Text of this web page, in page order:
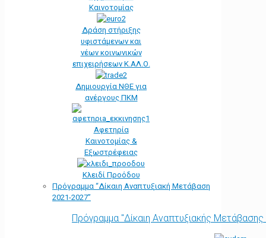
Καινοτομίας
Δράση στήριξης
υφιστάμενων και
νέων κοινωνικών
επιχειρήσεων Κ.ΑΛ.Ο.
Δημιουργία ΝΘΕ για
ανέργους ΠΚΜ
Αφετηρία
Kαινοτομίας &
Εξωστρέφειας
Κλειδί Προόδου
Πρόγραμμα “Δίκαιη Αναπτυξιακή Μετάβαση
2021-2027”
Πρόγραμμα "Δίκαιη Αναπτυξιακής